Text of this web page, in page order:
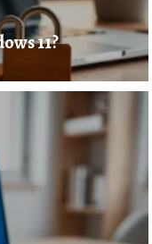
11?